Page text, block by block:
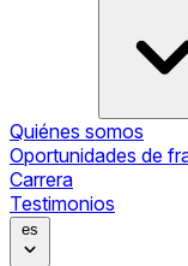
Quiénes somos
Oportunidades de
Carrera
Testimonios
es